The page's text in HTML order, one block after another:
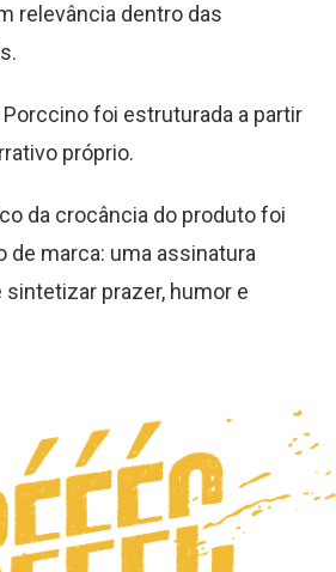
relevância dentro das
foi estruturada a partir
próprio.
da crocância do produto foi
de marca: uma assinatura
prazer, humor e